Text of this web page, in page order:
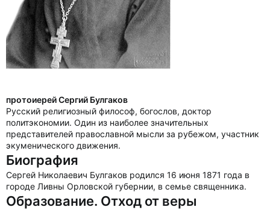
протоиерей Сергий Булгаков
Русский религиозный философ, богослов, доктор
политэкономии. Один из наиболее значительных
представителей православной мысли за рубежом, участник
экуменического движения.
Биография
Сергей Николаевич Булгаков родился 16 июня 1871 года в
городе Ливны Орловской губернии, в семье священника.
Образование. Отход от веры